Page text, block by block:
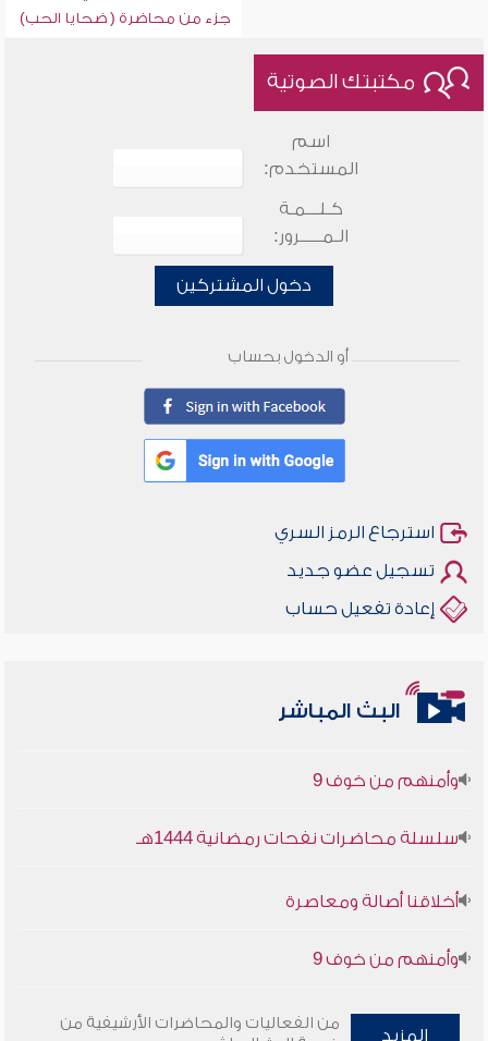
جزء من محاضرة ( ضحايا الحب)
مكتبتك الصوتية
اسم
المستخدم:
كـلـــمـة
الـمـــــرور:
دخول المشتركين
أو الدخول بحساب
استرجاع الرمز السري
تسجيل عضو جديد
إعادة تفعيل حساب
البث المباشر
أخلاقنا أصالة ومعاصرة
المزيد
من الفعاليات والمحاضرات الأرشيفية من